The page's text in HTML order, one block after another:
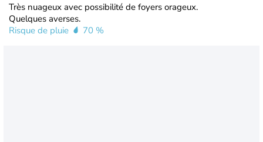
Très nuageux avec possibilité de foyers orageux.
Quelques averses.
Risque de pluie
70 %